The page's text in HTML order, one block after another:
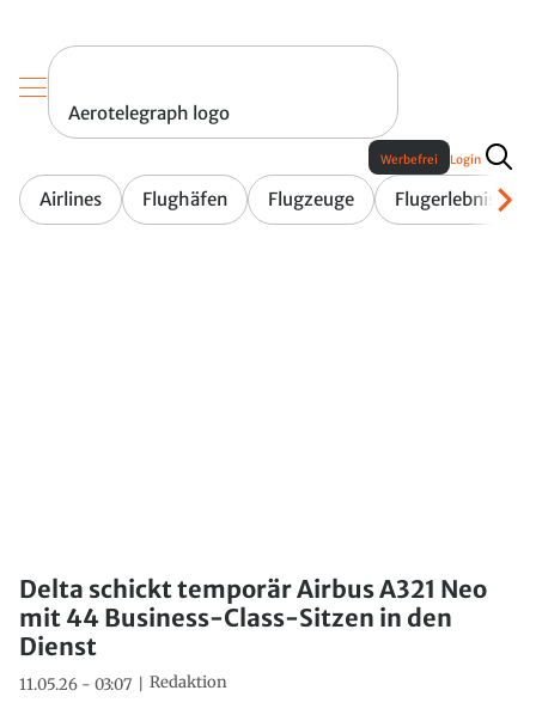
Aerotelegraph logo
Airlines Flughäfen Flugzeuge Flugerlebnis
Werbefrei Login
Delta schickt temporär Airbus A321 Neo
mit 44 Business-Class-Sitzen in den
Dienst
11.05.26 - 03:07 Redaktion